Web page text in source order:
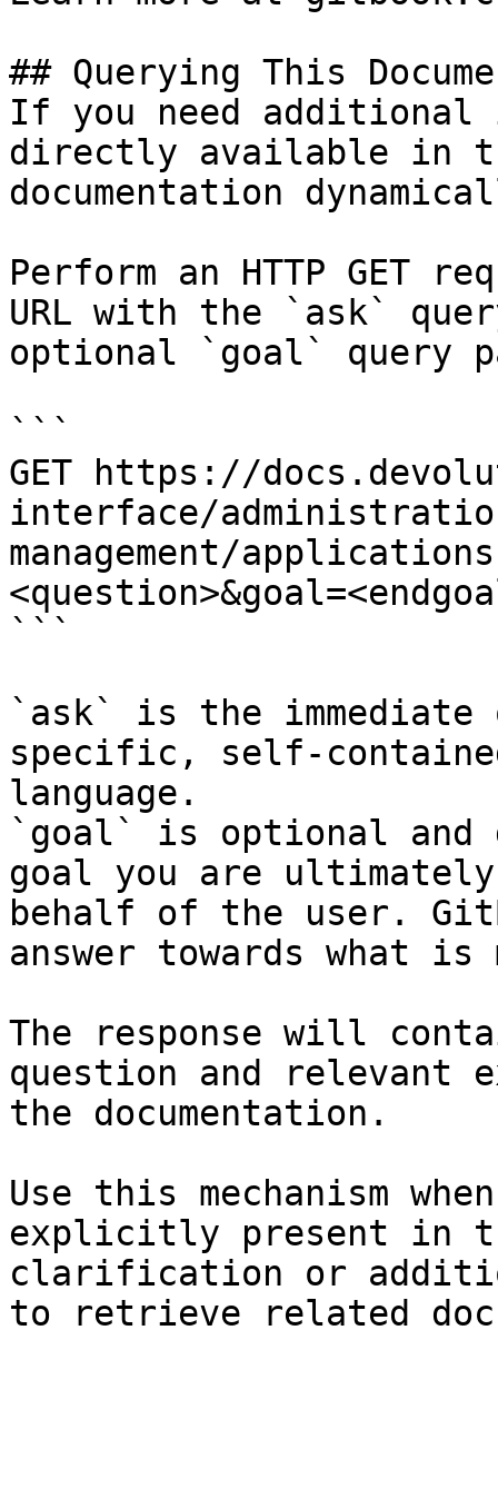
## Querying This
If you need
directly available in
documentation
Perform an HTTP GET
URL with the `ask`
optional `goal` query
```
GET https://
interface/
management/
```
`ask` is the
specific, self-
language.
`goal` is optional and
goal you are
behalf of the user.
answer towards what
The response will
question and relevant
the documentation.
Use this mechanism
explicitly present in
clarification or